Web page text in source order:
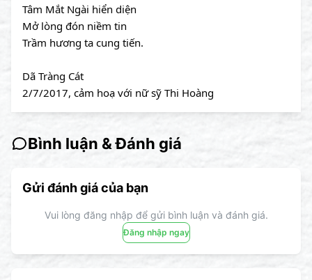
Tâm Mắt Ngài hiển diện
Mở lòng đón niềm tin
Trầm hương ta cung tiến.
Dã Tràng Cát
2/7/2017, cảm hoạ với nữ sỹ Thi Hoàng
Bình luận & Đánh giá
Gửi đánh giá của bạn
Vui lòng đăng nhập để gửi bình luận và đánh giá.
Đăng nhập ngay